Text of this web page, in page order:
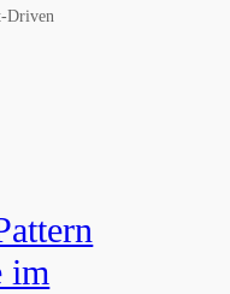
Driven
im